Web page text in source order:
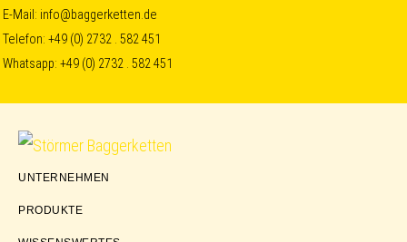
Skip
to
primary
navigation
Skip
to
content
Skip
to
E-Mail: info@baggerketten.de
Telefon:+49 (0) 2732 . 582 451
Whatsapp:+49 (0) 2732 . 582 451
Störmer
UNTERNEHMEN
PRODUKTE